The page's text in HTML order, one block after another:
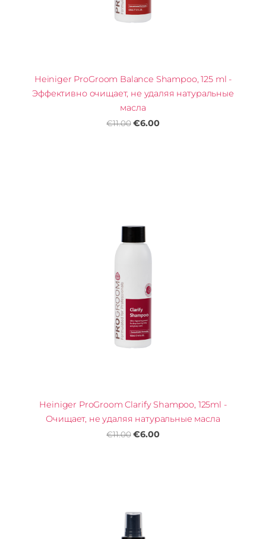
Heiniger ProGroom Balance Shampoo, 125 ml -
Эффективно очищает, не удаляя натуральные
масла
€11.00 €6.00
Heiniger ProGroom Clarify Shampoo, 125ml -
Очищает, не удаляя натуральные масла
€11.00 €6.00